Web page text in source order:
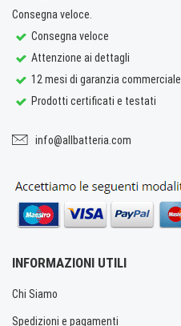
Consegna veloce.
Consegna veloce
Attenzione ai dettagli
12 mesi di garanzia commerciale
Prodotti certificati e testati
info@allbatteria.com
INFORMAZIONI UTILI
Chi Siamo
Spedizioni e pagamenti